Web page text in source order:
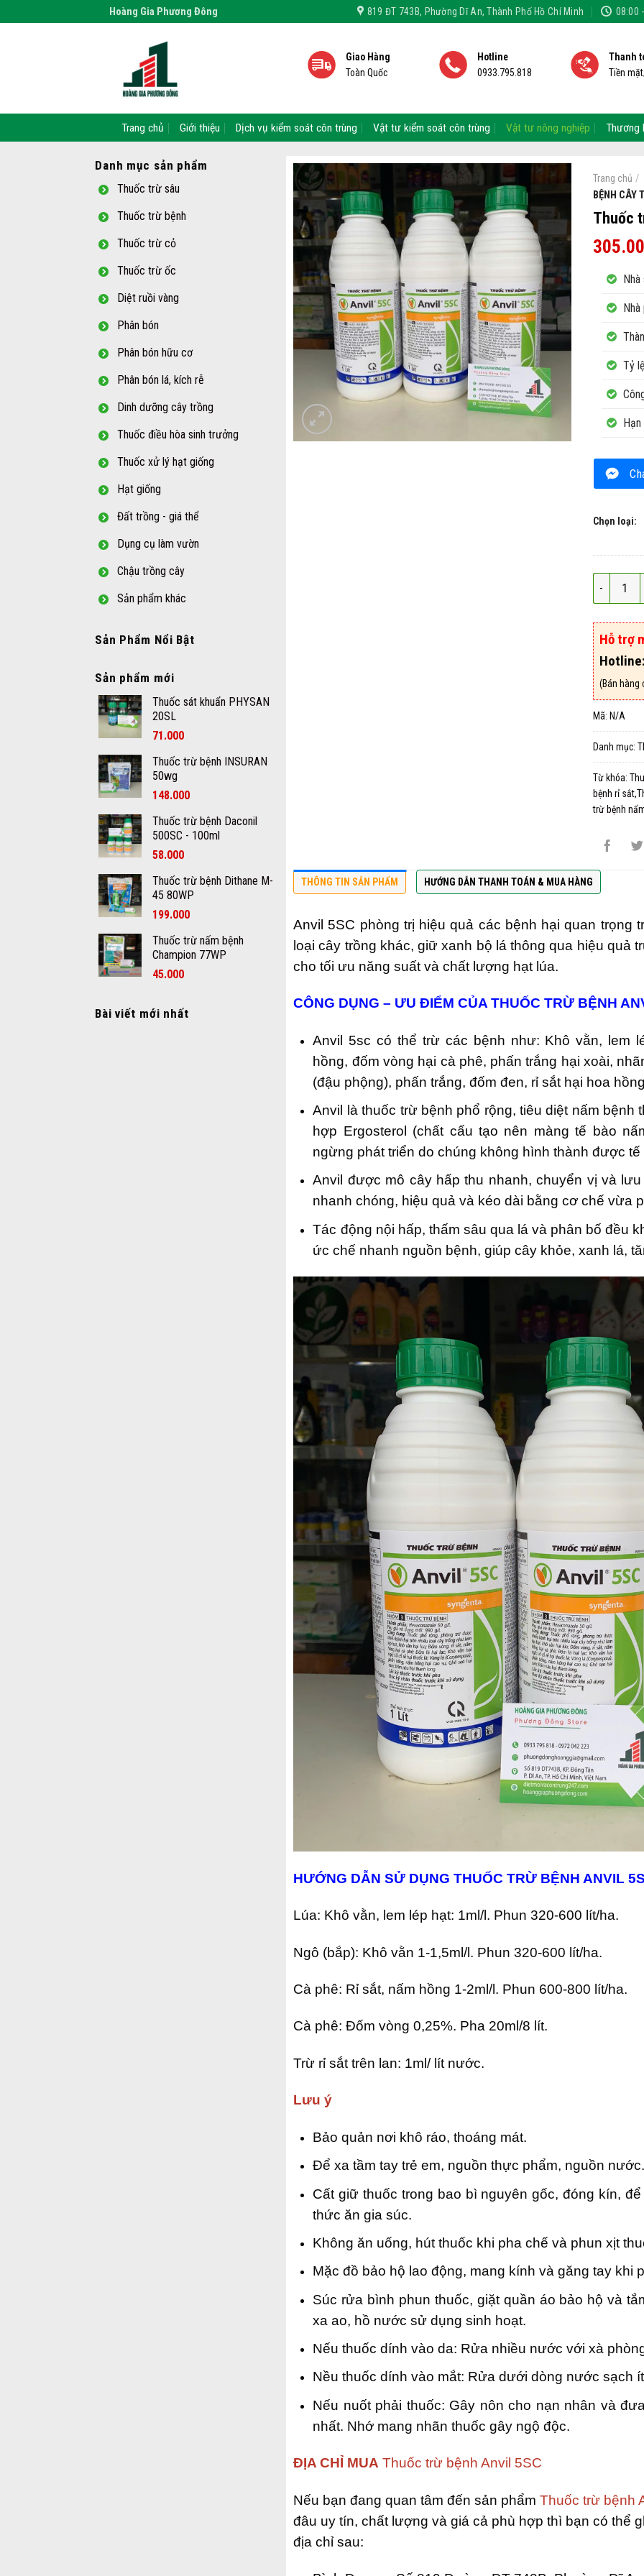
Hoàng Gia Phương Đông 819 ĐT 743B, Phường Dĩ An, Thành Phố Hồ Chí Minh 08:00
Giao Hàng
Toàn Quốc
Hotline
0933.795.818
Thanh
Tiền
Trang chủ Giới thiệu Dịch vụ kiểm soát côn trùng Vật tư kiểm soát côn trùng Vật tư nông nghiệp Thương
Danh mục sản phẩm
Thuốc trừ sâu
Thuốc trừ bệnh
Thuốc trừ cỏ
Thuốc trừ ốc
Diệt ruồi vàng
Phân bón
Phân bón hữu cơ
Phân bón lá, kích rễ
Dinh dưỡng cây trồng
Thuốc điều hòa sinh trưởng
Thuốc xử lý hạt giống
Hạt giống
Đất trồng - giá thể
Dụng cụ làm vườn
Chậu trồng cây
Sản phẩm khác
Sản Phẩm Nổi Bật
Sản phẩm mới
Thuốc sát khuẩn PHYSAN
20SL
71.000
Thuốc trừ bệnh INSURAN
50wg
148.000
Thuốc trừ bệnh Daconil
500SC - 100ml
58.000
Thuốc trừ bệnh Dithane M-
45 80WP
199.000
Thuốc trừ nấm bệnh
Champion 77WP
45.000
Bài viết mới nhất
Trang chủ /
BỆNH CÂY
Thuốc
Tỷ
Chọn loại:
Thuốc
Hỗ trợ
(Bán hàng
Mã: N/A
Danh mục:
Từ khóa:
bệnh rỉ
trừ bệnh
THÔNG TIN SẢN PHẨM HƯỚNG DẪN THANH TOÁN & MUA HÀNG
Anvil 5SC phòng trị hiệu quả các bệnh hại quan trọng
loại cây trồng khác, giữ xanh bộ lá thông qua hiệu quả
cho tối ưu năng suất và chất lượng hạt lúa.
CÔNG DỤNG – ƯU ĐIỂM CỦA THUỐC TRỪ BỆNH
Anvil 5sc có thể trừ các bệnh như: Khô vằn, lem
hồng, đốm vòng hại cà phê, phấn trắng hại xoài,
(đậu phộng), phấn trắng, đốm đen, rỉ sắt hại hoa
Anvil là thuốc trừ bệnh phổ rộng, tiêu diệt nấm
hợp Ergosterol (chất cấu tạo nên màng tế bào
ngừng phát triển do chúng không hình thành được tế
Anvil được mô cây hấp thu nhanh, chuyển vị và
nhanh chóng, hiệu quả và kéo dài bằng cơ chế vừa
Tác động nội hấp, thấm sâu qua lá và phân bố đều
ức chế nhanh nguồn bệnh, giúp cây khỏe, xanh lá,
HƯỚNG DẪN SỬ DỤNG THUỐC TRỪ BỆNH ANVIL
Lúa: Khô vằn, lem lép hạt: 1ml/l. Phun 320-600 lít/ha.
Ngô (bắp): Khô vằn 1-1,5ml/l. Phun 320-600 lít/ha.
Cà phê: Rỉ sắt, nấm hồng 1-2ml/l. Phun 600-800 lít/ha.
Cà phê: Đốm vòng 0,25%. Pha 20ml/8 lít.
Trừ rỉ sắt trên lan: 1ml/ lít nước.
Lưu ý
Bảo quản nơi khô ráo, thoáng mát.
Để xa tầm tay trẻ em, nguồn thực phẩm, nguồn
Cất giữ thuốc trong bao bì nguyên gốc, đóng kín,
thức ăn gia súc.
Không ăn uống, hút thuốc khi pha chế và phun xịt
Mặc đồ bảo hộ lao động, mang kính và găng tay khi
Súc rửa bình phun thuốc, giặt quần áo bảo hộ và
xa ao, hồ nước sử dụng sinh hoạt.
Nếu thuốc dính vào da: Rửa nhiều nước với xà
Nều thuốc dính vào mắt: Rửa dưới dòng nước sạch
Nếu nuốt phải thuốc: Gây nôn cho nạn nhân và
nhất. Nhớ mang nhãn thuốc gây ngộ độc.
ĐỊA CHỈ MUA Thuốc trừ bệnh Anvil 5SC
Nếu bạn đang quan tâm đến sản phẩm Thuốc trừ bệnh
đâu uy tín, chất lượng và giá cả phù hợp thì bạn có thể
địa chỉ sau: